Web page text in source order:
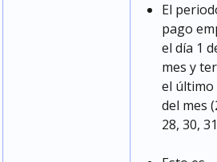
El
pago
el día 1
mes y
el
del mes
28, 30,